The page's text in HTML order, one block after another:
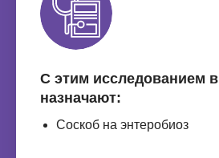
С этим исследованием
назначают:
Соскоб на энтеробиоз